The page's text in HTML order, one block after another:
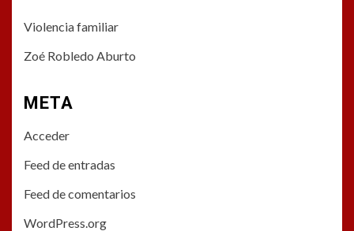
Violencia familiar
Zoé Robledo Aburto
META
Acceder
Feed de entradas
Feed de comentarios
WordPress.org